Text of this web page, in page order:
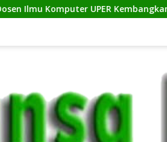
UPER Kembangkan Netrash